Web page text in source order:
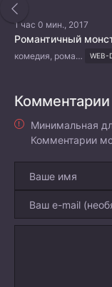
1 час 0 мин., 2017
Романтичный
комедия, романтика, молодость, драма WEB-
Минимальная
Комментарии